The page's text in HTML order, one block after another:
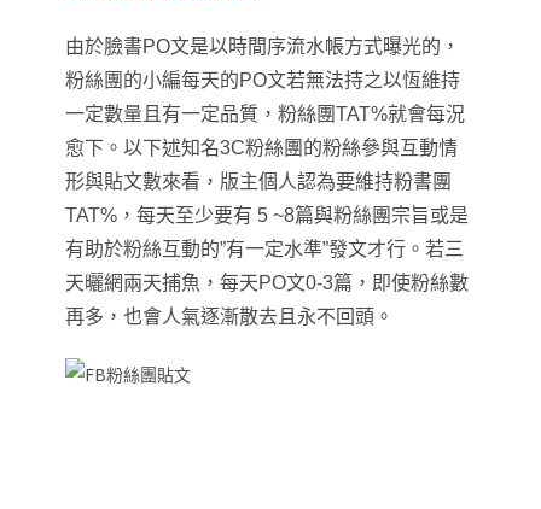
由於臉書PO文是以時間序流水帳方式曝光的 ，
粉絲團的小編每天的PO文若無法持之以恆維持
一定數量且有一定品質 ， 粉絲團TAT%就會每況
愈下 。以下述知名3C粉絲團的粉絲參與互動情
形與貼文數來看 ， 版主個人認為要維持粉書團
TAT% ， 每天至少要有 5 ~8篇與粉絲團宗旨或是
有助於粉絲互動的”有一定水準”發文才行 。若三
天曬網兩天捕魚 ， 每天PO文0-3篇 ， 即使粉絲數
再多 ， 也會人氣逐漸散去且永不回頭 。